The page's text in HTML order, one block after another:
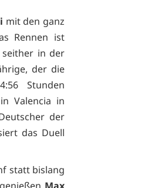
mit den ganz
Rennen ist
in der
der die
Stunden
Valencia in
der
das Duell
statt bislang